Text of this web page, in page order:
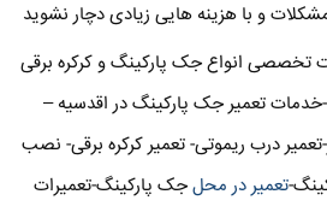
مشکلات و با هزینه هایی زیادی دچار نشوید
تخصصی انواع جک پارکینگ و کرکره برقی
خدمات تعمیر جک پارکینگ در اقدسیه –
درب ریموتی- تعمیر کرکره برقی- نصب
تعمیر در محلجک پارکینگ-تعمیرات